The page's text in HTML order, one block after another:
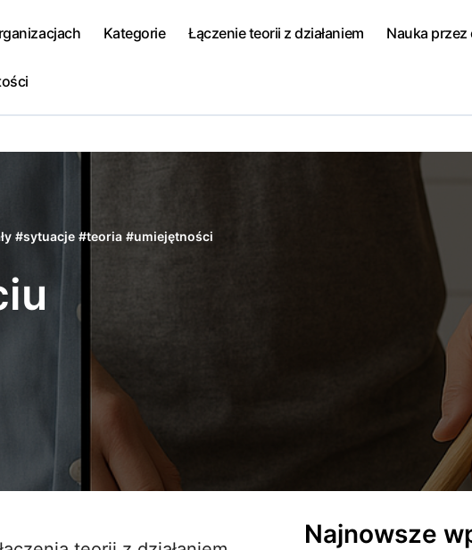
Kategorie Łączenie teorii z działaniem Nauka
#sytuacje #teoria #umiejętności
Najnowsze